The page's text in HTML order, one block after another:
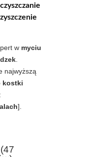
w myciu
najwyższą
kostki
].